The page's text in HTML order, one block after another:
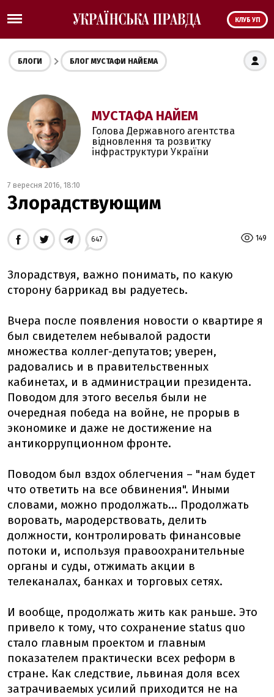
КЛУБ УП
БЛОГИ БЛОГ МУСТАФИ НАЙЕМА
МУСТАФА НАЙЕМ
Голова Державного агентства
відновлення та розвитку
інфраструктури України
7 вересня 2016, 18:10
Злорадствующим
149
647
Злорадствуя, важно понимать, по какую
сторону баррикад вы радуетесь.
Вчера после появления новости о квартире я
был свидетелем небывалой радости
множества коллег-депутатов; уверен,
радовались и в правительственных
кабинетах, и в администрации президента.
Поводом для этого веселья были не
очередная победа на войне, не прорыв в
экономике и даже не достижение на
антикоррупционном фронте.
Поводом был вздох облегчения – "нам будет
что ответить на все обвинения". Иными
словами, можно продолжать... Продолжать
воровать, мародерствовать, делить
должности, контролировать финансовые
потоки и, используя правоохранительные
органы и суды, отжимать акции в
телеканалах, банках и торговых сетях.
И вообще, продолжать жить как раньше. Это
привело к тому, что сохранение status quo
стало главным проектом и главным
показателем практически всех реформ в
стране. Как следствие, львиная доля всех
затрачиваемых усилий приходится не на